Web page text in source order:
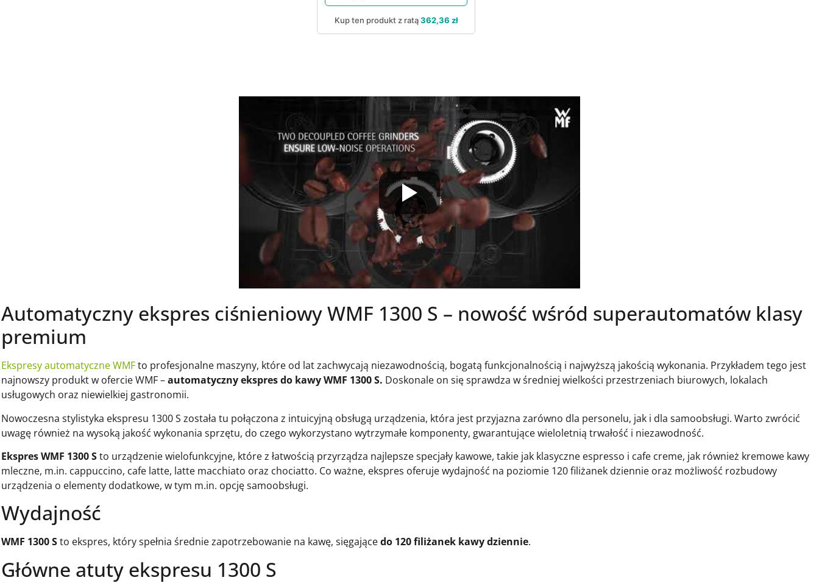
Kup ten produkt z ratą362,36 zł
Automatyczny ekspres ciśnieniowy WMF 1300 S – nowość wśród superautomatów klasy
premium
Ekspresy automatyczne WMFto profesjonalne maszyny, które od lat zachwycają niezawodnością, bogatą funkcjonalnością i najwyższą jakością wykonania. Przykładem tego jest
najnowszy produkt w ofercie WMF –automatyczny ekspres do kawy WMF 1300 S. Doskonale on się sprawdza w średniej wielkości przestrzeniach biurowych, lokalach
usługowych oraz niewielkiej gastronomii.
Nowoczesna stylistyka ekspresu 1300 S została tu połączona z intuicyjną obsługą urządzenia, która jest przyjazna zarówno dla personelu, jak i dla samoobsługi. Warto zwrócić
uwagę również na wysoką jakość wykonania sprzętu, do czego wykorzystano wytrzymałe komponenty, gwarantujące wieloletnią trwałość i niezawodność.
Ekspres WMF 1300 Sto urządzenie wielofunkcyjne, które z łatwością przyrządza najlepsze specjały kawowe, takie jak klasyczne espresso i cafe creme, jak również kremowe kawy
mleczne, m.in. cappuccino, cafe latte, latte macchiato oraz chociatto. Co ważne, ekspres oferuje wydajność na poziomie 120 filiżanek dziennie oraz możliwość rozbudowy
urządzenia o elementy dodatkowe, w tym m.in. opcję samoobsługi.
Wydajność
WMF 1300 Sto ekspres, który spełnia średnie zapotrzebowanie na kawę, sięgającedo 120 filiżanek kawy dziennie.
Główne atuty ekspresu 1300 S